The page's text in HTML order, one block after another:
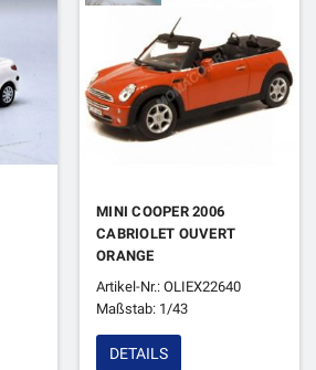
MINI COOPER 2006
CABRIOLET OUVERT
ORANGE
Artikel-Nr.: OLIEX22640
Maßstab: 1/43
DETAILS